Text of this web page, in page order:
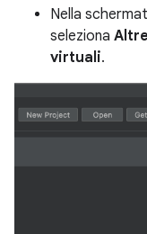
Nella
seleziona
virtuali.